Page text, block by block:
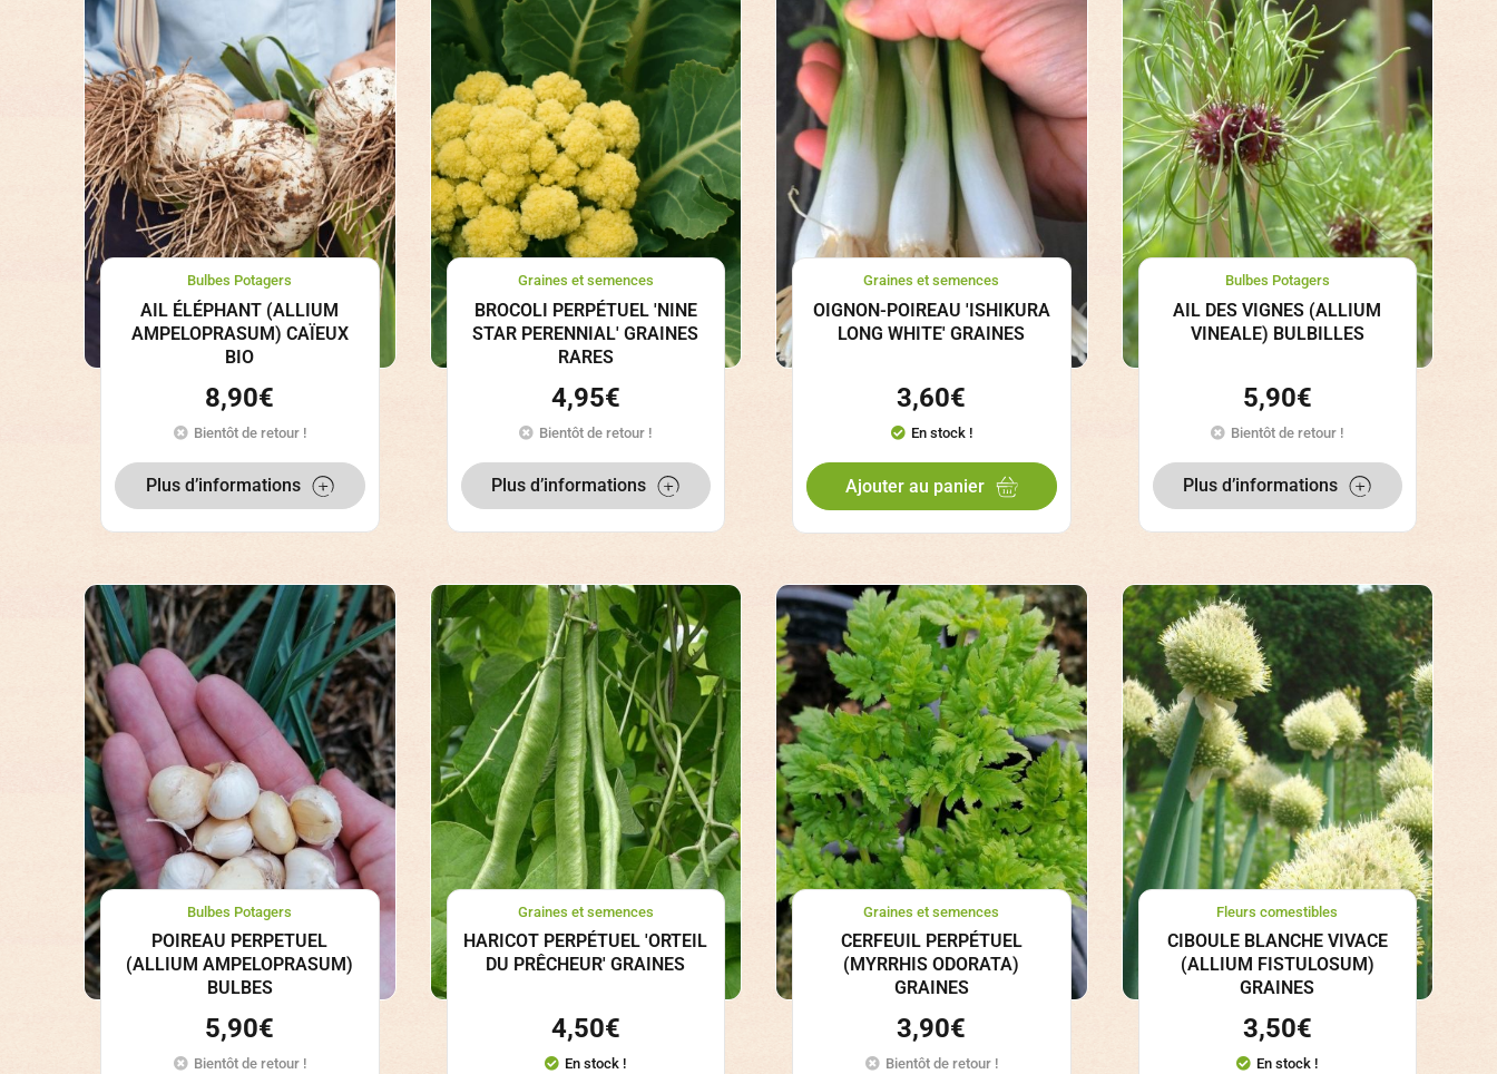
Bulbes Potagers
AIL ÉLÉPHANT (ALLIUM
AMPELOPRASUM) CAÏEUX
BIO
8,90€
Bientôt de retour !
Plus d’informations
Graines et semences
BROCOLI PERPÉTUEL 'NINE
STAR PERENNIAL' GRAINES
RARES
4,95€
Bientôt de retour !
Plus d’informations
Graines et semences
OIGNON-POIREAU 'ISHIKURA
LONG WHITE' GRAINES
3,60€
En stock !
Ajouter au panier
Bulbes Potagers
AIL DES VIGNES (ALLIUM
VINEALE) BULBILLES
5,90€
Bientôt de retour !
Plus d’informations
Bulbes Potagers
POIREAU PERPETUEL
(ALLIUM AMPELOPRASUM)
BULBES
5,90€
Bientôt de retour !
Graines et semences
HARICOT PERPÉTUEL 'ORTEIL
DU PRÊCHEUR' GRAINES
4,50€
En stock !
Graines et semences
CERFEUIL PERPÉTUEL
(MYRRHIS ODORATA)
GRAINES
3,90€
Bientôt de retour !
Fleurs comestibles
CIBOULE BLANCHE VIVACE
(ALLIUM FISTULOSUM)
GRAINES
3,50€
En stock !